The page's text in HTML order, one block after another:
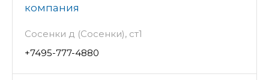
компания
Сосенки д (Сосенки), ст1
+7495-777-4880